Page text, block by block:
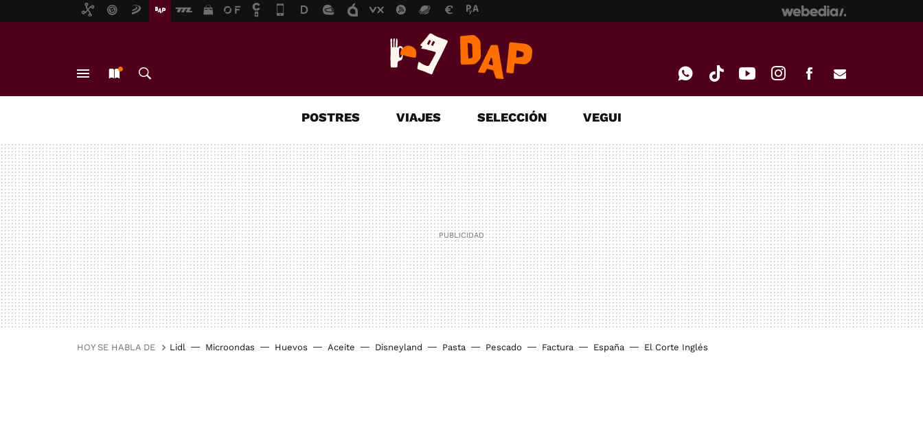
MAIL
POSTRES VIAJES SELECCIÓN VEGUI
HOY SE HABLA DE Lidl Microondas Huevos Aceite Disneyland Pasta Pescado Factura España El Corte Inglés